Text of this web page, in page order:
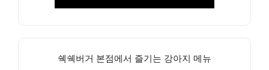
쉑쉑버거 본점에서 즐기는 강아지 메뉴